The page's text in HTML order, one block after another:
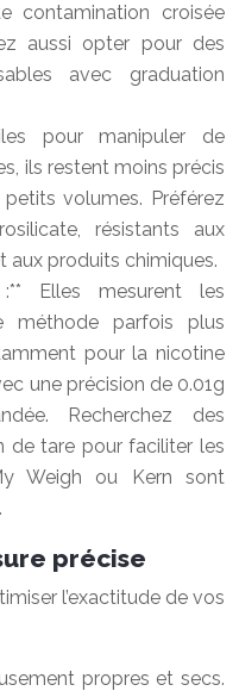
contamination croisée
aussi opter pour des
avec graduation
pour manipuler de
ils restent moins précis
volumes. Préférez
résistants aux
aux produits chimiques.
Elles mesurent les
méthode parfois plus
pour la nicotine
une précision de 0.01g
Recherchez des
de tare pour faciliter les
Weigh ou Kern sont
précise
l’exactitude de vos
propres et secs.